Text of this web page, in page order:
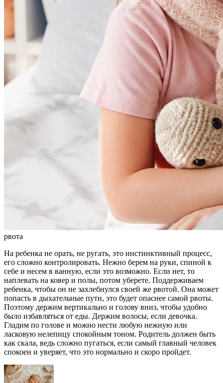
рвота
На ребенка не орать, не ругать, это инстинктивный процесс,
его сложно контролировать. Нежно берем на руки, спиной к
себе и несем в ванную, если это возможно. Если нет, то
наплевать на ковер и полы, потом уберете. Поддерживаем
ребенка, чтобы он не захлебнулся своей же рвотой. Она может
попасть в дыхательные пути, это будет опаснее самой рвоты.
Поэтому держим вертикально и голову вниз, чтобы удобно
было избавляться от еды. Держим волосы, если девочка.
Гладим по голове и можно нести любую нежную или
ласковую нелепицу спокойным тоном. Родитель должен быть
как скала, ведь сложно пугаться, если самый главный человек
спокоен и уверяет, что это нормально и скоро пройдет.